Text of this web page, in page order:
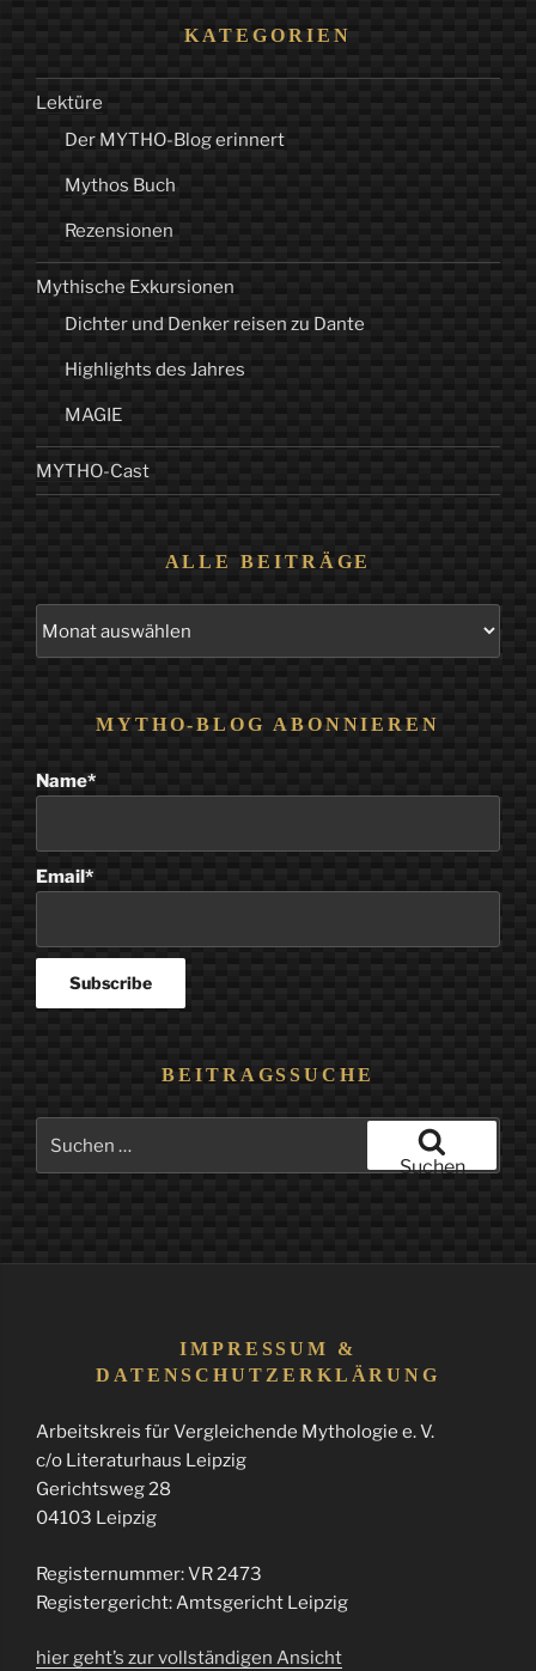
KATEGORIEN
Lektüre
Der MYTHO-Blog erinnert
Mythos Buch
Rezensionen
Mythische Exkursionen
Dichter und Denker reisen zu Dante
Highlights des Jahres
MAGIE
MYTHO-Cast
ALLE BEITRÄGE
MYTHO-BLOG ABONNIEREN
Name*
Email*
BEITRAGSSUCHE
nach:
Suchen
IMPRESSUM &
DATENSCHUTZERKLÄRUNG
Arbeitskreis für Vergleichende Mythologie e. V.
c/o Literaturhaus Leipzig
Gerichtsweg 28
04103 Leipzig
Registernummer: VR 2473
Registergericht: Amtsgericht Leipzig
hier geht’s zur vollständigen Ansicht